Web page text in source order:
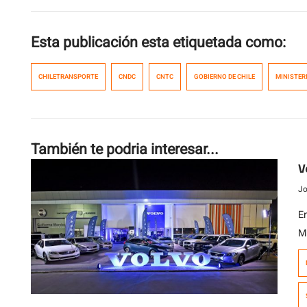
Esta publicación esta etiquetada como:
CHILETRANSPORTE CNDC CNTC GOBIERNO DE CHILE
También te podria interesar...